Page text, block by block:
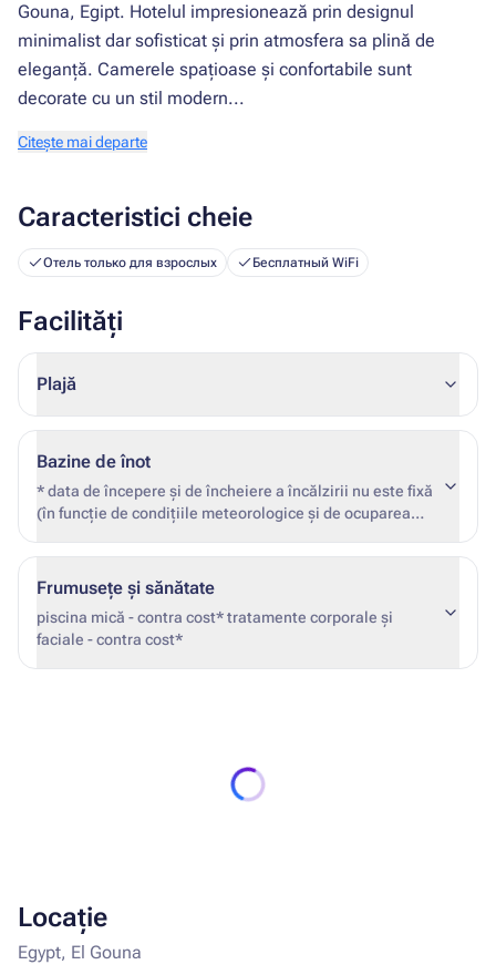
Gouna, Egipt. Hotelul impresionează prin designul
minimalist dar sofisticat și prin atmosfera sa plină de
eleganță. Camerele spațioase și confortabile sunt
decorate cu un stil modern...
Citește mai departe
Caracteristici cheie
Отель только для взрослых Бесплатный WiFi
Facilități
Plajă
Bazine de înot
* data de începere și de încheiere a încălzirii nu este fixă ​​
(în funcție de condițiile meteorologice și de ocuparea
Frumusețe și sănătate
piscina mică - contra cost* tratamente corporale și
faciale - contra cost*
Locație
Egypt, El Gouna